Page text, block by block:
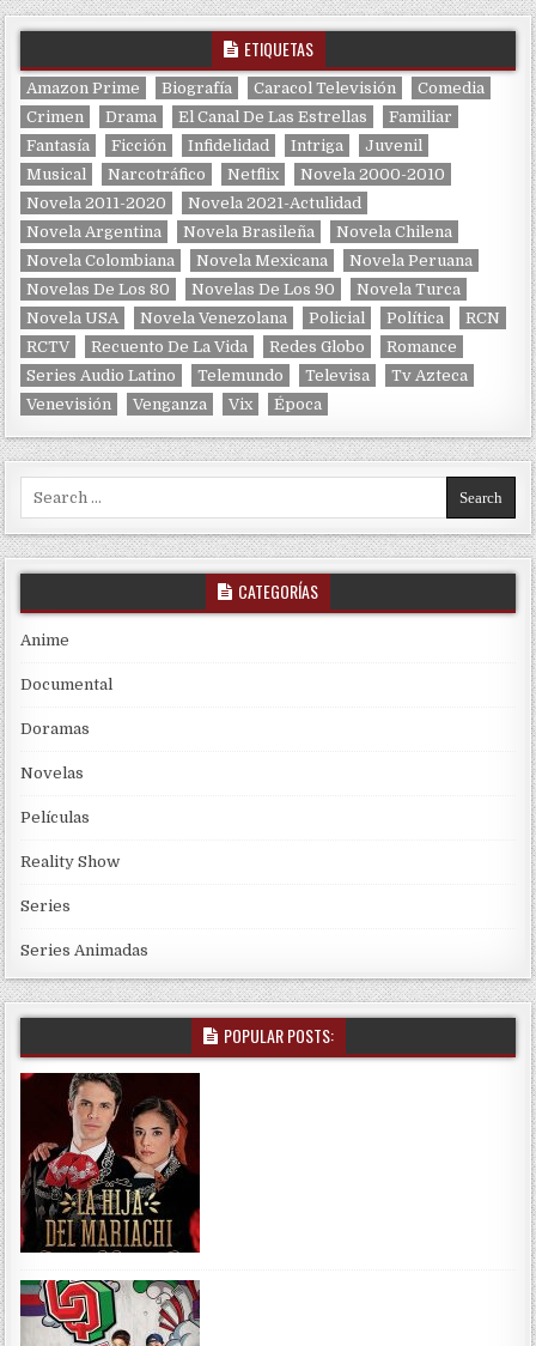
ETIQUETAS
Amazon Prime Biografía Caracol Televisión
Comedia
Crimen
Drama El Canal De Las Estrellas
Familiar
Fantasía
Ficción Infidelidad Intriga
Juvenil
Musical
Narcotráfico Netflix
Novela 2000-2010
Novela 2011-2020
Novela 2021-Actulidad
Novela Argentina
Novela Brasileña
Novela Chilena
Novela Colombiana
Novela Mexicana
Novela Peruana
Novelas De Los 80
Novelas De Los 90
Novela Turca
Novela USA
Novela Venezolana Policial Política
RCN
RCTV
Recuento De La Vida Redes Globo
Romance
Series Audio Latino
Telemundo Televisa
Tv Azteca
Venevisión
Venganza Vix Época
CATEGORÍAS
Anime
Documental
Doramas
Novelas
Películas
Reality Show
Series
Series Animadas
POPULAR POSTS: